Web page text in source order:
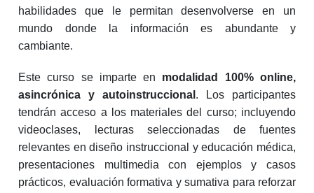
habilidades que le permitan desenvolverse en un
mundo donde la información es abundante y
cambiante.
Este curso se imparte en modalidad 100% online,
asincrónica y autoinstruccional . Los participantes
tendrán acceso a los materiales del curso; incluyendo
videoclases, lecturas seleccionadas de fuentes
relevantes en diseño instruccional y educación médica,
presentaciones multimedia con ejemplos y casos
prácticos, evaluación formativa y sumativa para reforzar